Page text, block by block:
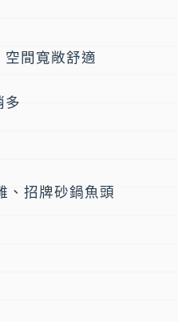
空間寬敞舒適
多
、招牌砂鍋魚頭